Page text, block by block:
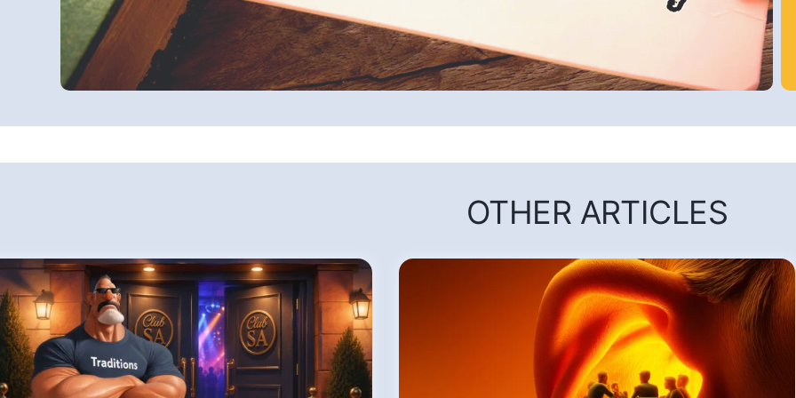
OTHER ARTICLES